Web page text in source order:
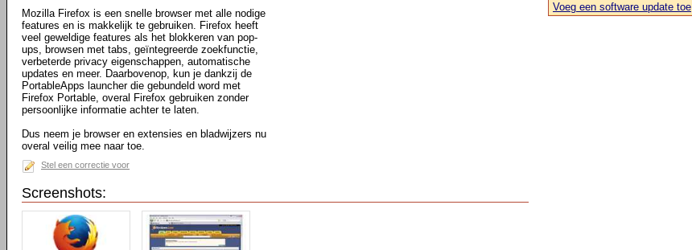
Mozilla Firefox is een snelle browser met alle nodige
features en is makkelijk te gebruiken. Firefox heeft
veel geweldige features als het blokkeren van pop-
ups, browsen met tabs, geïntegreerde zoekfunctie,
verbeterde privacy eigenschappen, automatische
updates en meer. Daarbovenop, kun je dankzij de
PortableApps launcher die gebundeld word met
Firefox Portable, overal Firefox gebruiken zonder
persoonlijke informatie achter te laten.
Dus neem je browser en extensies en bladwijzers nu
overal veilig mee naar toe.
Stel een correctie voor
Screenshots:
Voeg een software update toe